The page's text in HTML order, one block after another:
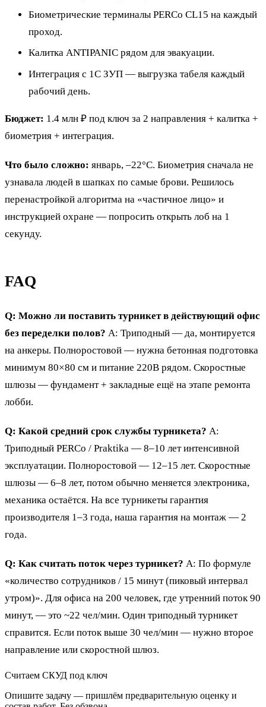
Биометрические терминалы PERCo CL15 на каждый
проход.
Калитка ANTIPANIC рядом для эвакуации.
Интеграция с 1С ЗУП — выгрузка табеля каждый
рабочий день.
Бюджет: 1.4 млн ₽ под ключ за 2 направления + калитка +
биометрия + интеграция.
Что было сложно: январь, –22°C. Биометрия сначала не
узнавала людей в шапках по самые брови. Решилось
перенастройкой алгоритма на «частичное лицо» и
инструкцией охране — попросить открыть лоб на 1
секунду.
FAQ
Q: Можно ли поставить турникет в действующий офис
без переделки полов? A: Триподный — да, монтируется
на анкеры. Полноростовой — нужна бетонная подготовка
минимум 80×80 см и питание 220В рядом. Скоростные
шлюзы — фундамент + закладные ещё на этапе ремонта
лобби.
Q: Какой средний срок службы турникета? A:
Триподный PERCo / Praktika — 8–10 лет интенсивной
эксплуатации. Полноростовой — 12–15 лет. Скоростные
шлюзы — 6–8 лет, потом обычно меняется электроника,
механика остаётся. На все турникеты гарантия
производителя 1–3 года, наша гарантия на монтаж — 2
года.
Q: Как считать поток через турникет? A: По формуле
«количество сотрудников / 15 минут (пиковый интервал
утром)». Для офиса на 200 человек, где утренний поток 90
минут, — это ~22 чел/мин. Один триподный турникет
справится. Если поток выше 30 чел/мин — нужно второе
направление или скоростной шлюз.
Считаем СКУД под ключ
Опишите задачу — пришлём предварительную оценку и